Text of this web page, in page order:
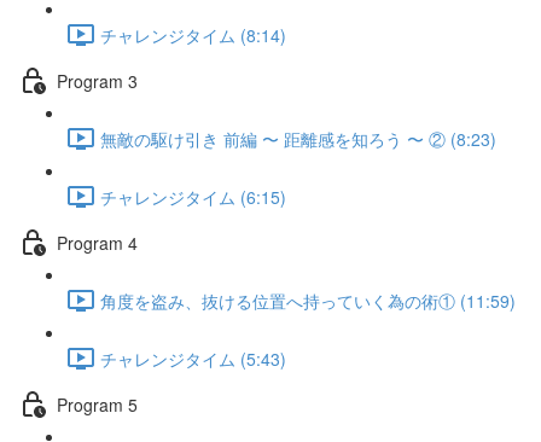
チャレンジタイム (8:14)
Program 3
無敵の駆け引き 前編 〜 距離感を知ろう 〜 ② (8:23)
チャレンジタイム (6:15)
Program 4
角度を盗み、抜ける位置へ持っていく為の術① (11:59)
チャレンジタイム (5:43)
Program 5